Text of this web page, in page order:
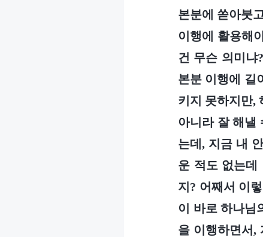
본분에 쏟아붓
이행에 활용해
건 무슨 의미냐
본분 이행에 길
키지 못하지만,
아니라 잘 해낼
는데, 지금 내
운 적도 없는데
지? 어째서 이
이 바로 하나님
을 이행하면서,